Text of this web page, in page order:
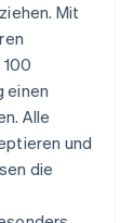
Mit
einen
Alle
und
die